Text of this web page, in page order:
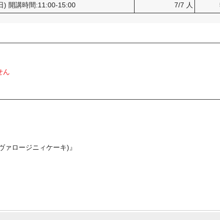
) 開講時間:11:00-15:00
7/7 人
ん
ロージニィケーキ)』